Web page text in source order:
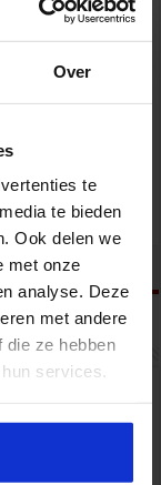
Over
te
te bieden
Ook delen we
met onze
analyse. Deze
met andere
die ze hebben
services.